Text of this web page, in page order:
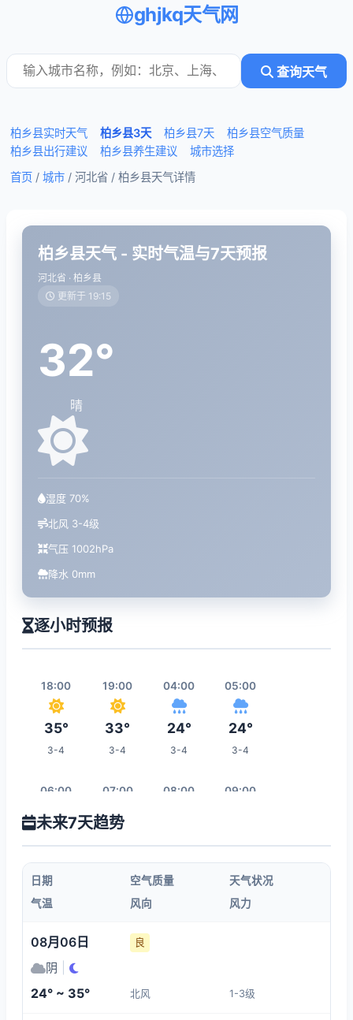
ghjkq天气网
查询天气
柏乡县实时天气 柏乡县3天 柏乡县7天
柏乡县空气质量
柏乡县出行建议
柏乡县养生建议
城市选择
首页 / 城市 / 河北省 / 柏乡县天气详情
柏乡县天气 - 实时气温与7天预报
河北省 · 柏乡县
更新于 19:15
32°
晴
湿度 70%
北风 3-4级
气压 1002hPa
降水 0mm
逐小时预报
18:00
35°
3-4
19:00
33°
3-4
04:00
24°
3-4
05:00
24°
3-4
06:00
25°
07:00
26°
08:00 09:00
10:00
31°
3-4
13:00
20:00 14:00 16:00
未来7天趋势
日期 空气质量
天气状况
气温
风向 风力
08月06日 良
阴
24° ~ 35° 北风 1-3级